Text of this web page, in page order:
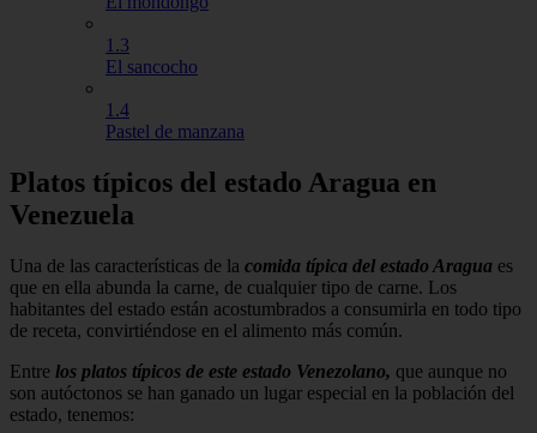
1.3
El sancocho
1.4
Pastel de manzana
Platos típicos del estado Aragua en
Venezuela
Una de las características de la comida típica del estado Aragua es
que en ella abunda la carne, de cualquier tipo de carne. Los
habitantes del estado están acostumbrados a consumirla en todo tipo
de receta, convirtiéndose en el alimento más común.
Entre los platos típicos de este estado Venezolano, que aunque no
son autóctonos se han ganado un lugar especial en la población del
estado, tenemos: